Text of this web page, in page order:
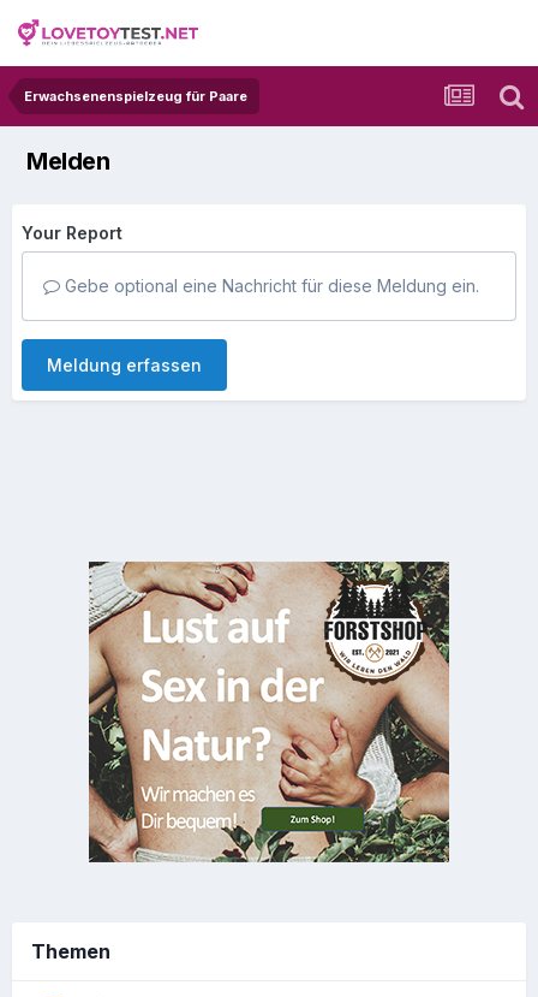
Erwachsenenspielzeug für Paare
Melden
Your Report
Gebe optional eine Nachricht für diese Meldung ein.
Meldung erfassen
Themen